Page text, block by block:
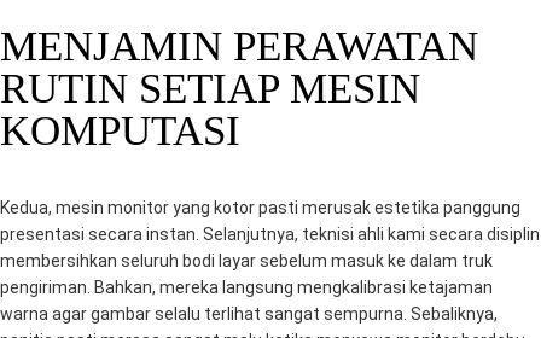
MENJAMIN PERAWATAN
RUTIN SETIAP MESIN
KOMPUTASI
Kedua, mesin monitor yang kotor pasti merusak estetika panggung
presentasi secara instan. Selanjutnya, teknisi ahli kami secara disiplin
membersihkan seluruh bodi layar sebelum masuk ke dalam truk
pengiriman. Bahkan, mereka langsung mengkalibrasi ketajaman
warna agar gambar selalu terlihat sangat sempurna. Sebaliknya,